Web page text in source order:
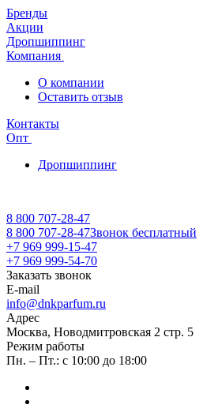
Бренды
Акции
Дропшиппинг
Компания
О компании
Оставить отзыв
Контакты
Опт
Дропшиппинг
8 800 707-28-47
8 800 707-28-47Звонок бесплатный
+7 969 999-15-47
+7 969 999-54-70
Заказать звонок
E-mail
info@dnkparfum.ru
Адрес
Москва, Новодмитровская 2 стр. 5
Режим работы
Пн. – Пт.: с 10:00 до 18:00